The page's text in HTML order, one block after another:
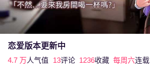
恋爱版本更新中
4.7 万人气值 13评论 1236收藏 每周六连载